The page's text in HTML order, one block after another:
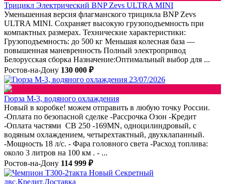
Трицикл Электрический BNP Zevs ULTRA MINI
Уменьшенная версия флагманского трицикла BNP Zevs
ULTRA MINI. Сохраняет высокую грузоподъемность при
компактных размерах. Технические характеристики:
Грузоподъемность: до 500 кг Меньшая колесная база —
повышенная маневренность Полный электропривод
Белорусская сборка Назначение:Оптимальный выбор для ...
Ростов-на-Дону 130 000 ₽
23/07/2026
Гюрза М-3, водяного охлаждения
Новый в коробке! можем отправить в любую точку России.
-Оплата по безопасной сделке -Рассрочка Озон -Кредит
-Оплата частями СВ 250 -169МN, одноцилиндровый, с
водяным охлаждением, четырехтактный, двухклапанный.
-Мощность 18 л/с. - Фара головного света -Расход топлива:
около 3 литров на 100 км . - ...
Ростов-на-Дону 114 999 ₽